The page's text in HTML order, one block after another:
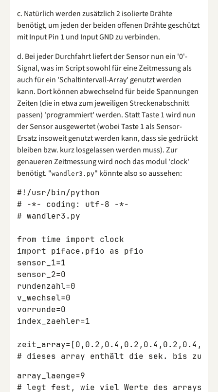
c. Natürlich werden zusätzlich 2 isolierte Drähte
benötigt, um jeden der beiden offenen Drähte geschützt
mit Input Pin 1 und Input GND zu verbinden.
d. Bei jeder Durchfahrt liefert der Sensor nun ein '0'-
Signal, was im Script sowohl für eine Zeitmessung als
auch für ein 'Schaltintervall-Array' genutzt werden
kann. Dort können abwechselnd für beide Spannungen
Zeiten (die in etwa zum jeweiligen Streckenabschnitt
passen) 'programmiert' werden. Statt Taste 1 wird nun
der Sensor ausgewertet (wobei Taste 1 als Sensor-
Ersatz insoweit genutzt werden kann, dass sie gedrückt
bleiben bzw. kurz losgelassen werden muss). Zur
genaueren Zeitmessung wird noch das modul 'clock'
benötigt. "wandler3.py" könnte also so aussehen:
#!/usr/bin/python
# -*- coding: utf-8 -*-
# wandler3.py
from time import clock
import piface.pfio as pfio
sensor_1=1
sensor_2=0
rundenzahl=0
v_wechsel=0
vorrunde=0
index_zaehler=1
array_laenge=9
# legt fest, wie viel Werte des arrays